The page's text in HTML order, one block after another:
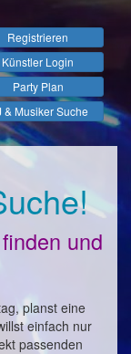
Registrieren
Künstler Login
Party Plan
& Musiker Suche
und
planst eine
einfach nur
passenden